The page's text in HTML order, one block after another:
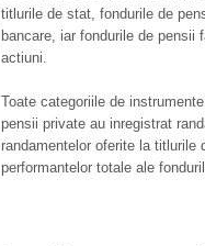
titlurile de stat, fondurile de
bancare, iar fondurile de pensii
actiuni.
Toate categoriile de
pensii private au inregistrat
randamentelor oferite la
performantelor totale ale